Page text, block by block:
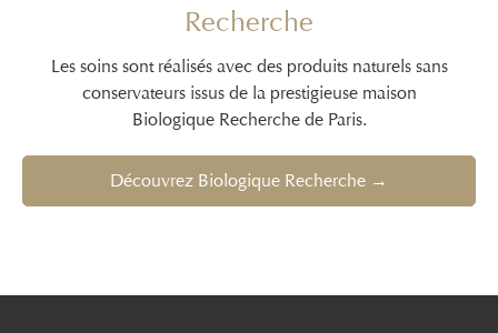
Recherche
Les soins sont réalisés avec des produits naturels sans
conservateurs issus de la prestigieuse maison
Biologique Recherche de Paris.
Découvrez Biologique Recherche →